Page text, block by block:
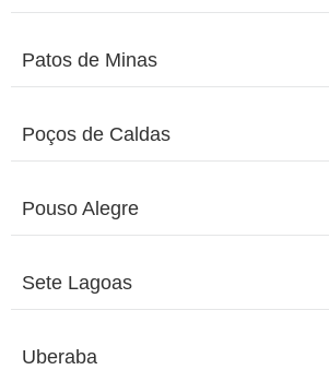
Patos de Minas
Poços de Caldas
Pouso Alegre
Sete Lagoas
Uberaba